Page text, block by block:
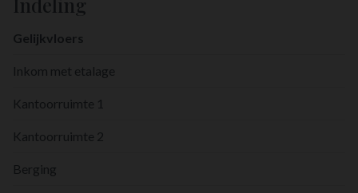
Gelijkvloers
Inkom met etalage
Kantoorruimte 1
Kantoorruimte 2
Berging